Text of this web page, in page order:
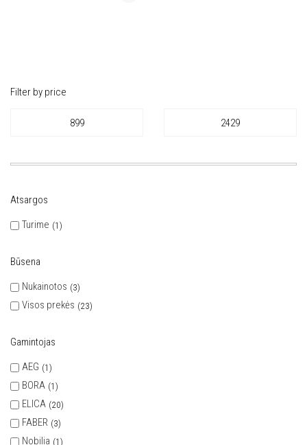
Filter by price
Atsargos
Turime
1
Būsena
Nukainotos
3
Visos prekės 23
Gamintojas
AEG
1
BORA 1
ELICA 20
FABER 3
Nobilia 1